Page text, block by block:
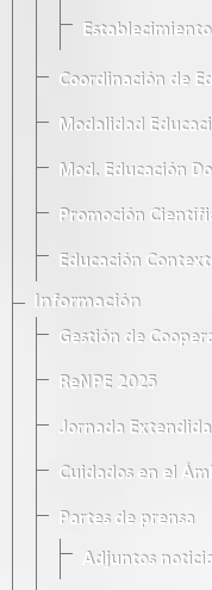
Coordinación de
Modalidad
Mod. Educación
Promoción
Educación
Información
Gestión de
ReNPE 2025
Jornada
Cuidados en el
Partes de prensa
Adjuntos